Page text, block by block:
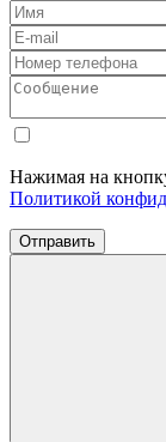
Нажимая на
Политикой
Отправить